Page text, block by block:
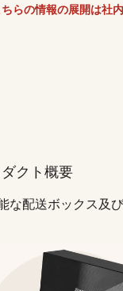
らの情報の展開は社
クト概要
な配送ボックス及